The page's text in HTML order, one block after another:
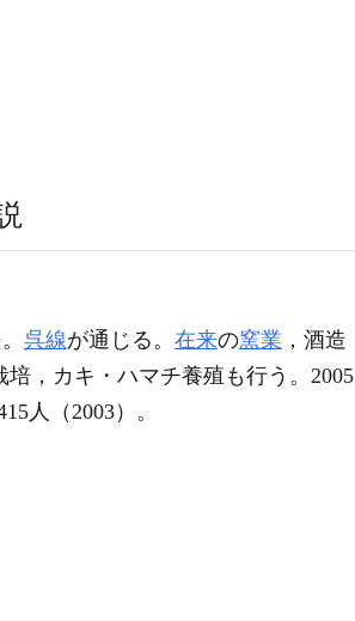
呉線が通じる。 在来の窯業 ，酒造
，カキ・ハマチ養殖も行う。2005
人（2003）。